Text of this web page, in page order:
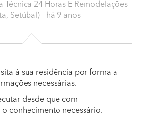
Técnica 24 Horas E Remodelações
Setúbal) - há 9 anos
à sua residência por forma a
necessárias.
desde que com
conhecimento necessário.